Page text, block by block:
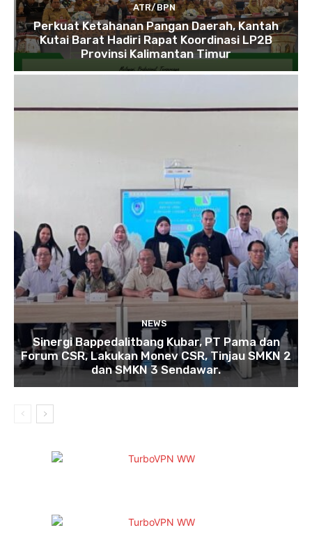
ATR/BPN
Perkuat Ketahanan Pangan Daerah, Kantah
Kutai Barat Hadiri Rapat Koordinasi LP2B
Provinsi Kalimantan Timur
NEWS
Sinergi Bappedalitbang Kubar, PT Pama dan
Forum CSR, Lakukan Monev CSR, Tinjau SMKN 2
dan SMKN 3 Sendawar.